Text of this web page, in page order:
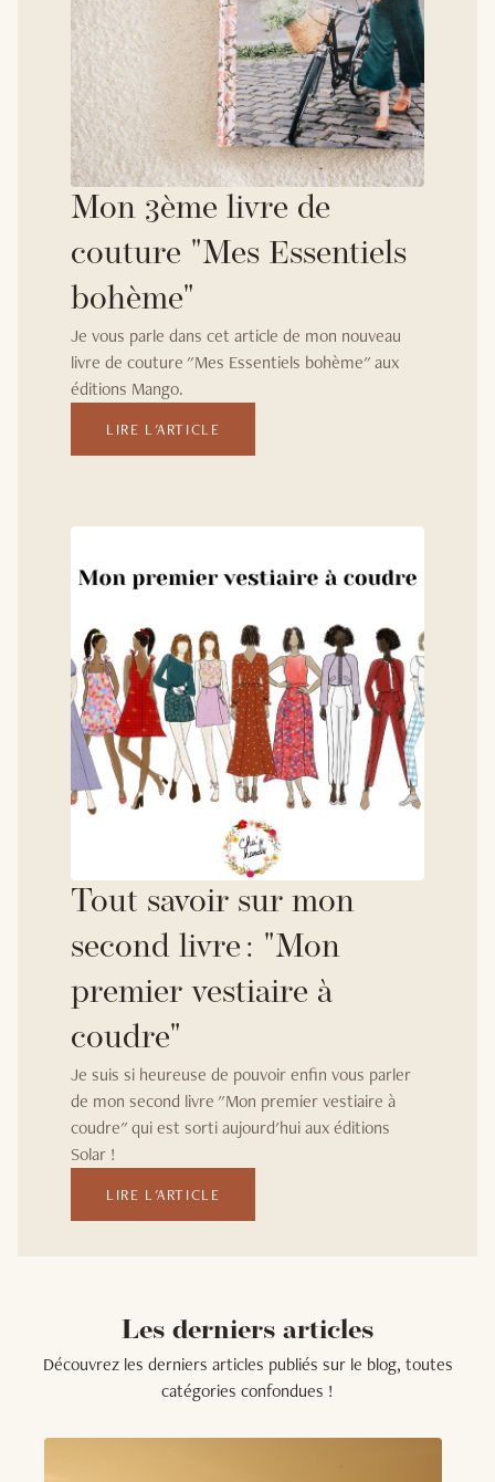
Mon 3ème livre de
couture "Mes Essentiels
bohème"
Je vous parle dans cet article de mon nouveau
livre de couture "Mes Essentiels bohème" aux
éditions Mango.
LIRE L'ARTICLE
Tout savoir sur mon
second livre : "Mon
premier vestiaire à
coudre"
Je suis si heureuse de pouvoir enfin vous parler
de mon second livre "Mon premier vestiaire à
coudre" qui est sorti aujourd'hui aux éditions
Solar !
LIRE L'ARTICLE
Les derniers articles
Découvrez les derniers articles publiés sur le blog, toutes
catégories confondues !